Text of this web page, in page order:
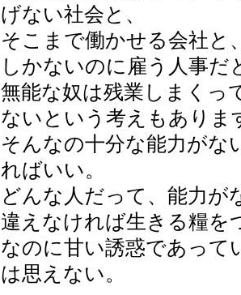
げない社会と、
そこまで働かせる会社と
しかないのに雇う人事だ
無能な奴は残業しまくっ
ないという考えもありま
そんなの十分な能力がな
ればいい。
どんな人だって、能力が
違えなければ生きる糧を
なのに甘い誘惑であって
は思えない。